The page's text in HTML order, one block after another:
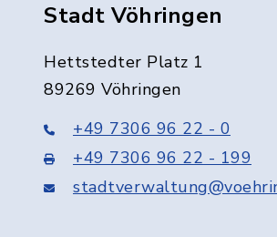
Stadt Vöhringen
Hettstedter Platz 1
89269 Vöhringen
+49 7306 96 22 - 0
+49 7306 96 22 - 199